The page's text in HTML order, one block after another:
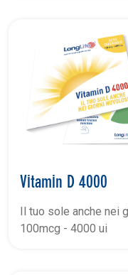
Vitamin D 4000
Il tuo sole anche nei
100mcg - 4000 ui